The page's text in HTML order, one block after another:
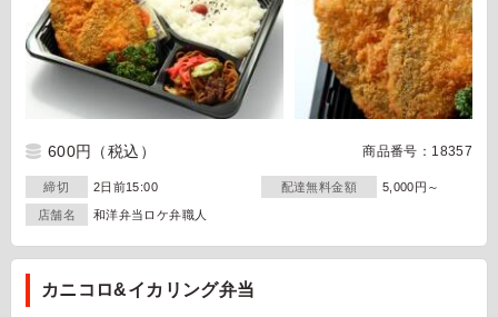
600円 （税込） 商品番号：18357
締切 2日前15:00 配達無料金額 5,000円～
店舗名 和洋弁当ロケ弁職人
カニコロ&イカリング弁当